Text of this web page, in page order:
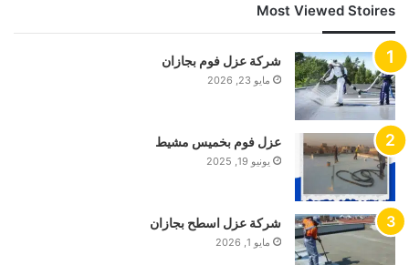
Most Viewed Stoires
شركة عزل فوم بجازان
مايو 23, 2026
عزل فوم بخميس مشيط
يونيو 19, 2025
شركة عزل اسطح بجازان
مايو 1, 2026